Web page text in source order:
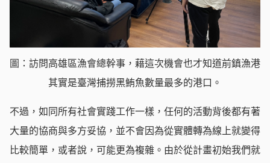
圖：訪問高雄區漁會總幹事，藉這次機會也才知道前鎮漁港
其實是臺灣捕撈黑鮪魚數量最多的港口。
不過，如同所有社會實踐工作一樣，任何的活動背後都有著
大量的協商與多方妥協，並不會因為從實體轉為線上就變得
比較簡單，或者說，可能更為複雜。由於從計畫初始我們就